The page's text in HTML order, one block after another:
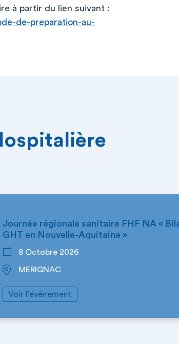
à partir du lien suivant :
de-preparation-au-
Journée régionale sanitaire FHF NA «
GHT en Nouvelle-Aquitaine »
8 Octobre 2026
MERIGNAC
Voir l’événement